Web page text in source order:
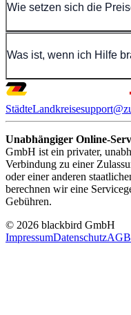
Wie setzen sich die
Was ist, wenn ich Hilfe
StädteLandkreise
Unabhängiger Online-
GmbH ist ein privater,
Verbindung zu einer
oder einer anderen
berechnen wir eine
Gebühren.
© 2026 blackbird GmbH
ImpressumDatenschutzAGB